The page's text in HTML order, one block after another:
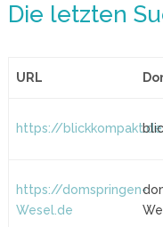
Die letzten
URL
https://
https://domspringen-
Wesel.de